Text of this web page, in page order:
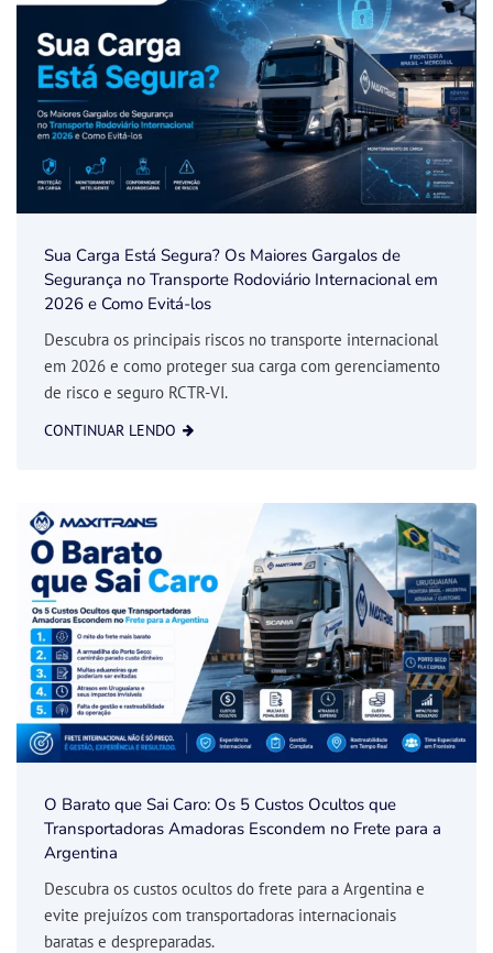
Sua Carga Está Segura? Os Maiores Gargalos de
Segurança no Transporte Rodoviário Internacional em
2026 e Como Evitá-los
Descubra os principais riscos no transporte internacional
em 2026 e como proteger sua carga com gerenciamento
de risco e seguro RCTR-VI.
CONTINUAR LENDO
O Barato que Sai Caro: Os 5 Custos Ocultos que
Transportadoras Amadoras Escondem no Frete para a
Argentina
Descubra os custos ocultos do frete para a Argentina e
evite prejuízos com transportadoras internacionais
baratas e despreparadas.